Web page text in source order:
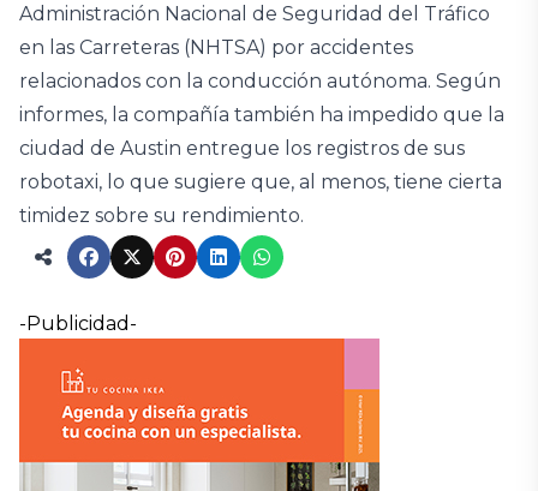
Administración Nacional de Seguridad del Tráfico
en las Carreteras (NHTSA) por accidentes
relacionados con la conducción autónoma. Según
informes, la compañía también ha impedido que la
ciudad de Austin entregue los registros de sus
robotaxi, lo que sugiere que, al menos, tiene cierta
timidez sobre su rendimiento.
-Publicidad-